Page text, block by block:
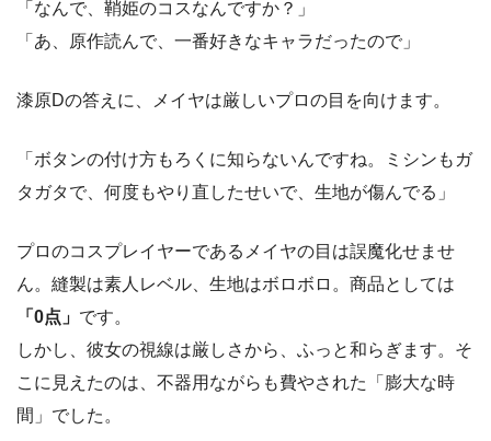
「なんで、鞘姫のコスなんですか？」
「あ、原作読んで、一番好きなキャラだったので」
漆原Dの答えに、メイヤは厳しいプロの目を向けます。
「ボタンの付け方もろくに知らないんですね。ミシンもガ
タガタで、何度もやり直したせいで、生地が傷んでる」
プロのコスプレイヤーであるメイヤの目は誤魔化せませ
ん。縫製は素人レベル、生地はボロボロ。商品としては
「0点」 です。
しかし、彼女の視線は厳しさから、ふっと和らぎます。そ
こに見えたのは、不器用ながらも費やされた「膨大な時
間」でした。